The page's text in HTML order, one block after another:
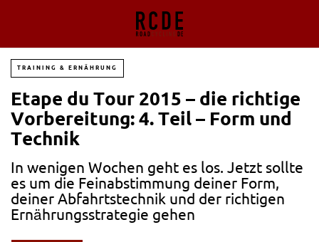
TRAINING & ERNÄHRUNG
Etape du Tour 2015 – die richtige
Vorbereitung: 4. Teil – Form und
Technik
In wenigen Wochen geht es los. Jetzt sollte
es um die Feinabstimmung deiner Form,
deiner Abfahrtstechnik und der richtigen
Ernährungsstrategie gehen